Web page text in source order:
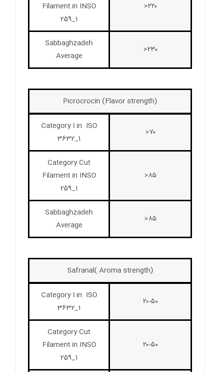
۲۲۰<
Filament in INSO
259_1
۲۳۰<
Sabbaghzadeh
Average
Picrocrocin (Flavor strength)
۷۰<
Category I in ISO
3632_1
۸۵<
Category Cut
Filament in INSO
259_1
۸۵<
Sabbaghzadeh
Average
Safranal( Aroma strength)
۲۰-۵۰
Category I in ISO
3632_1
۲۰-۵۰
Category Cut
Filament in INSO
259_1